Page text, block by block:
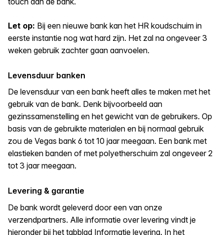
Let op: Bij een nieuwe bank kan het HR koudschuim in
eerste instantie nog wat hard zijn. Het zal na ongeveer 3
weken gebruik zachter gaan aanvoelen.
Levensduur banken
De levensduur van een bank heeft alles te maken met het
gebruik van de bank. Denk bijvoorbeeld aan
gezinssamenstelling en het gewicht van de gebruikers. Op
basis van de gebruikte materialen en bij normaal gebruik
zou de Vegas bank 6 tot 10 jaar meegaan. Een bank met
elastieken banden of met polyetherschuim zal ongeveer 2
tot 3 jaar meegaan.
Levering & garantie
De bank wordt geleverd door een van onze
verzendpartners. Alle informatie over levering vindt je
hieronder bij het tabblad Informatie levering. In het